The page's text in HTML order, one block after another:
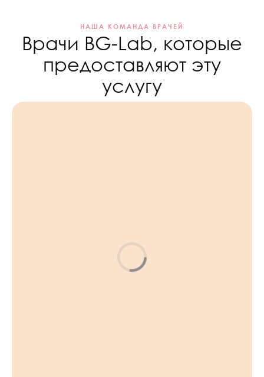
НАША КОМАНДА ВРАЧЕЙ
Врачи BG-Lab, которые
предоставляют эту
услугу